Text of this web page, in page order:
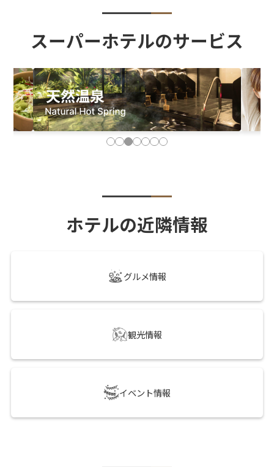
スーパーホテルのサービス
ホテルの近隣情報
グルメ情報
観光情報
イベント情報